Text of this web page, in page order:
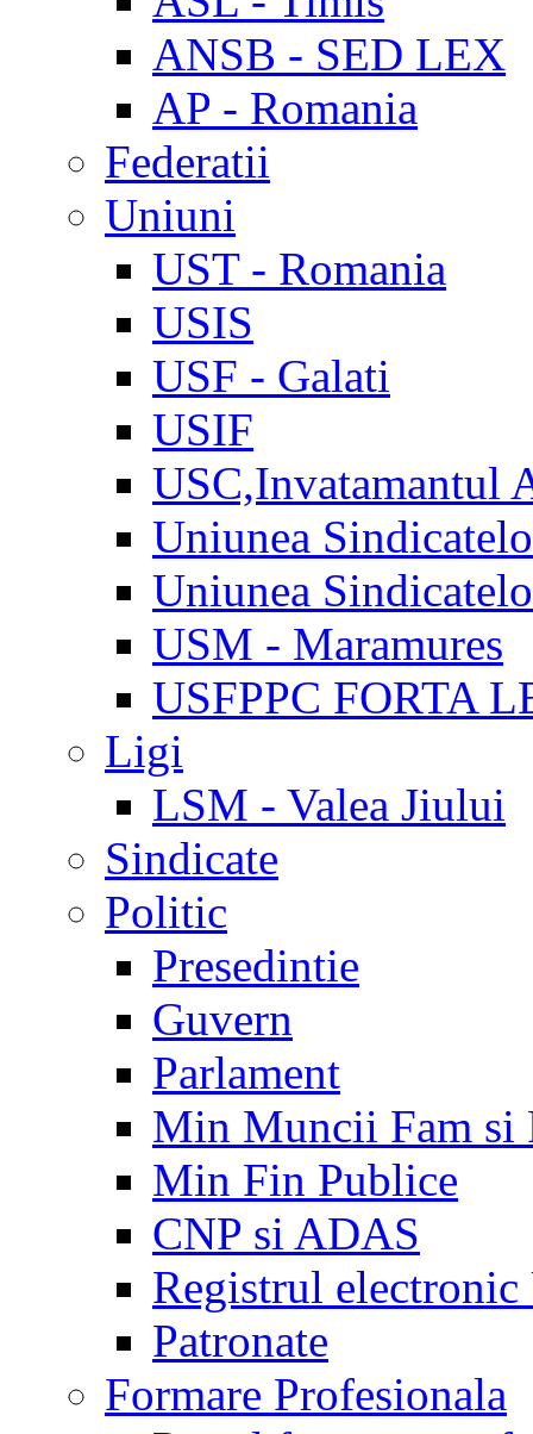
ANSB - SED LEX
AP - Romania
Federatii
Uniuni
UST - Romania
USIS
USF - Galati
USIF
USC,Invatamantul
Uniunea
Uniunea
USM - Maramures
USFPPC FORTA
Ligi
LSM - Valea Jiului
Sindicate
Politic
Presedintie
Guvern
Parlament
Min Muncii Fam si
Min Fin Publice
CNP si ADAS
Registrul electronic
Patronate
Formare Profesionala